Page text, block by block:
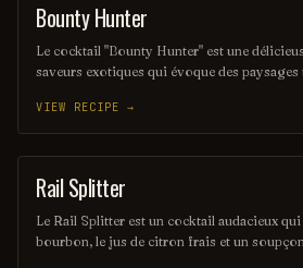
COCKTAIL
Bounty Hunter
Le cocktail "Bounty Hunter" est une
saveurs exotiques qui évoque des
expérience rafraîchissante et envoûtante,
de cocktails d'été. Sa présentation colorée
font un véritable trésor à découvrir.
VIEW RECIPE →
COCKTAIL
Rail Splitter
Le Rail Splitter est un cocktail audacieux
bourbon, le jus de citron frais et un